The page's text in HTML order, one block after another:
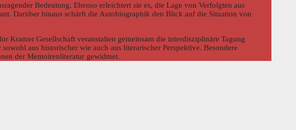
Bedeutung. Ebenso erleichtert sie es, die Lage von Verfolgten aus
Darüber hinaus schärft die Autobiographik den Blick auf die Situation von
Kramer Gesellschaft veranstalten gemeinsam die interdisziplinäre Tagung
aus historischer wie auch aus literarischer Perspektive. Besondere
der Memoirenliteratur gewidmet.